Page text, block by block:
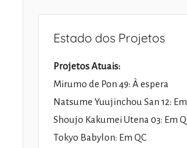
Estado dos Projetos
Projetos Atuais:
Mirumo de Pon 49: À espera
Natsume Yuujinchou San 12:
Shoujo Kakumei Utena 03: Em
Tokyo Babylon: Em QC